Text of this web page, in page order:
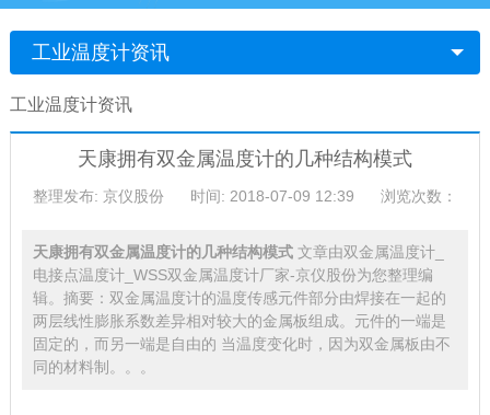
工业温度计资讯
工业温度计资讯
天康拥有双金属温度计的几种结构模式
整理发布: 京仪股份 时间: 2018-07-09 12:39 浏览次数：
天康拥有双金属温度计的几种结构模式 文章由双金属温度计_
电接点温度计_WSS双金属温度计厂家-京仪股份为您整理编
辑。摘要：双金属温度计的温度传感元件部分由焊接在一起的
两层线性膨胀系数差异相对较大的金属板组成。元件的一端是
固定的，而另一端是自由的 当温度变化时，因为双金属板由不
同的材料制。。。